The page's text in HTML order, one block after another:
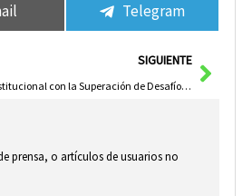
Telegram
SIGUIENTE
Valverde Destaca el Compromiso Institucional con la Superación de Desafíos en Siloé
prensa, o artículos de usuarios no